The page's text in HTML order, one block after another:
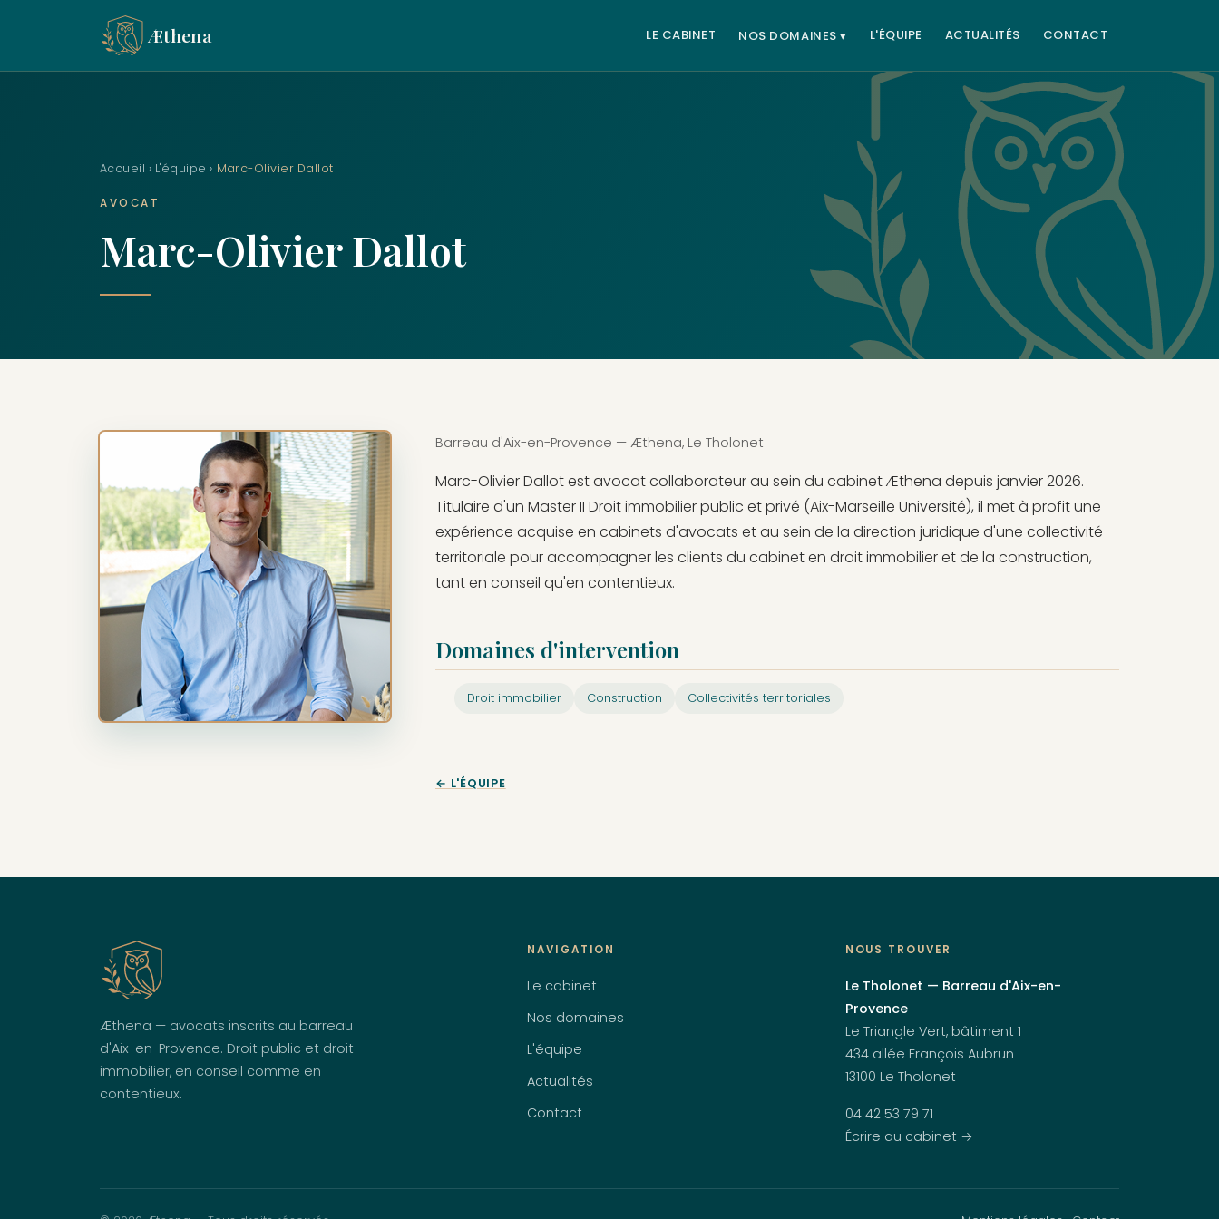
Æthena LE CABINET NOS DOMAINES ▾ L'ÉQUIPE ACTUALITÉS CONTACT
Accueil › L'équipe › Marc-Olivier Dallot
AVOCAT
Marc-Olivier Dallot
Barreau d'Aix-en-Provence — Æthena, Le Tholonet
Marc-Olivier Dallot est avocat collaborateur au sein du cabinet Æthena depuis janvier 2026.
Titulaire d'un Master II Droit immobilier public et privé (Aix-Marseille Université), il met à profit une
expérience acquise en cabinets d'avocats et au sein de la direction juridique d'une collectivité
territoriale pour accompagner les clients du cabinet en droit immobilier et de la construction,
tant en conseil qu'en contentieux.
Domaines d'intervention
Droit immobilier Construction Collectivités territoriales
← L'ÉQUIPE
Æthena — avocats inscrits au barreau
d'Aix-en-Provence. Droit public et droit
immobilier, en conseil comme en
contentieux.
NAVIGATION
Le cabinet
Nos domaines
L'équipe
Actualités
Contact
NOUS TROUVER
Le Tholonet — Barreau d'Aix-en-
Provence
Le Triangle Vert, bâtiment 1
434 allée François Aubrun
13100 Le Tholonet
04 42 53 79 71
Écrire au cabinet →